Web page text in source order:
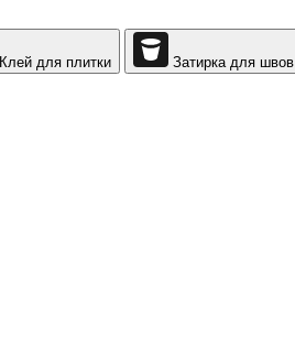
Клей для плитки Затирка для швов